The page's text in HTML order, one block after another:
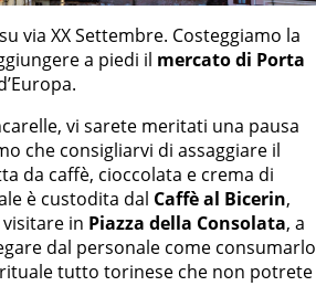
via XX Settembre. Costeggiamo la
a piedi il mercato di Porta
vi sarete meritati una pausa
che consigliarvi di assaggiare il
da caffè, cioccolata e crema di
è custodita dal Caffè al Bicerin,
in Piazza della Consolata, a
dal personale come consumarlo
tutto torinese che non potrete